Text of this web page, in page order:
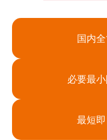
国内
必要最
最短